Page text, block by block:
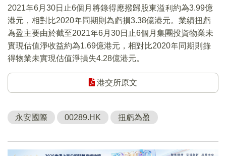
2021年6月30日止6個月將錄得應撥歸股東溢利約為3.99億
港元，相對比2020年同期則為虧損3.38億港元。業績扭虧
為盈主要由於截至2021年6月30日止6個月集團投資物業未
實現估值淨收益約為1.69億港元，相對比2020年同期則錄
得物業未實現估值淨損失4.28億港元。
港交所原文
永安國際 00289.HK 扭虧為盈